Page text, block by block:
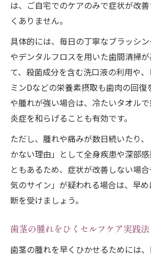
は、ご自宅でのケアのみで症状が改
くありません。
具体的には、毎日の丁寧なブラッシ
やデンタルフロスを用いた歯間清掃
て、殺菌成分を含む洗口液の利用や
ミンDなどの栄養素摂取も歯肉の回復
や腫れが強い場合は、冷たいタオル
炎症を和らげることも有効です。
ただし、腫れや痛みが数日続いたり
かない理由」として全身疾患や深部
ともあるため、症状が改善しない場
気のサイン」が疑われる場合は、早
断を受けましょう。
歯茎の腫れをひくセルフケア実践法
歯茎の腫れを早くひかせるためには